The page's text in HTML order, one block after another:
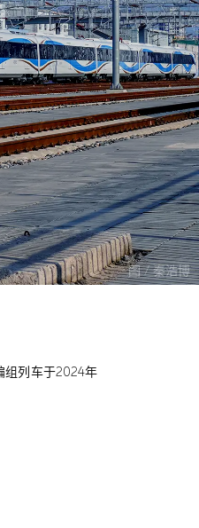
图 / 秦浩博
组列车于2024年